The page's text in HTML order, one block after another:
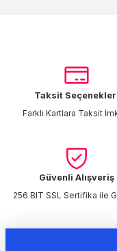
Görüş ve önerileriniz için
Ürün resmi kalitesiz,
Ürün açıklamasında
Ürün fiyatı diğer
Bu ürüne benzer farklı
Taksit
Farklı Kartlara Taksit
Güvenli Alışveriş
256 BIT SSL Sertifika ile